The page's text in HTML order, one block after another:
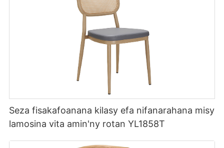
Seza fisakafoanana kilasy efa nifanarahana misy
lamosina vita amin'ny rotan YL1858T